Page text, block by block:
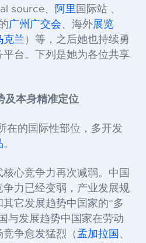
source、
阿里 国际站 、
广州广交会、海外展览
克兰 ）等，之后她也持续勇
台。下列是她为各位共享
及本身精准定位
在的国际性部位，多开发
。
心竞争力再次减弱。中国
力已经变弱，产业发展规
它发展趋势中国家的“多
与发展趋势中国家在劳动
争愈发猛烈（ 孟加拉国 、